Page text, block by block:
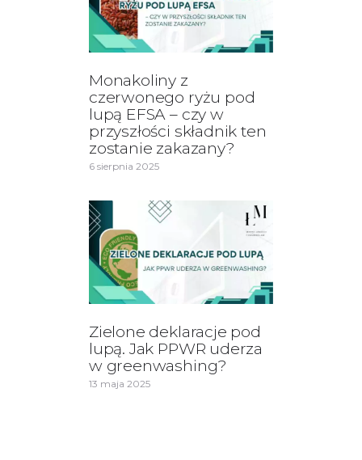
Monakoliny z
czerwonego ryżu pod
lupą EFSA – czy w
przyszłości składnik ten
zostanie zakazany?
6 sierpnia 2025
Zielone deklaracje pod
lupą. Jak PPWR uderza
w greenwashing?
13 maja 2025